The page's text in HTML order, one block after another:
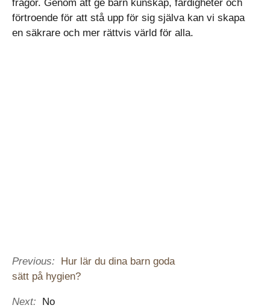
frågor. Genom att ge barn kunskap, färdigheter och
förtroende för att stå upp för sig själva kan vi skapa
en säkrare och mer rättvis värld för alla.
Previous:
Hur lär du dina barn goda
sätt på hygien?
Next: No